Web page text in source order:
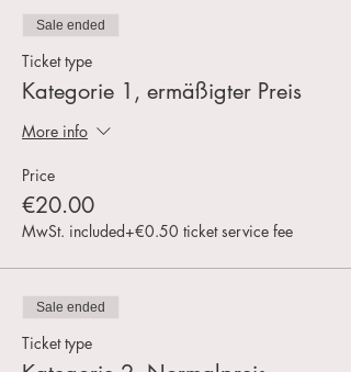
Sale ended
Ticket type
Kategorie 1, ermäßigter Preis
More info
Price
€20.00
MwSt. included+€0.50 ticket service fee
Sale ended
Ticket type